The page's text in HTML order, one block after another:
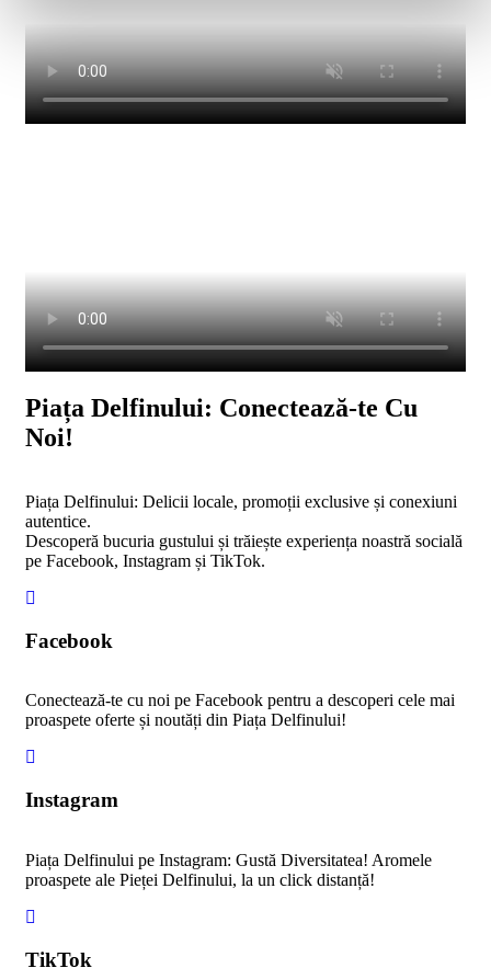
Piața Delfinului: Conectează-te Cu
Noi!
Piața Delfinului: Delicii locale, promoții exclusive și conexiuni
autentice.
Descoperă bucuria gustului și trăiește experiența noastră socială
pe Facebook, Instagram și TikTok.
facebook
Facebook
Conectează-te cu noi pe Facebook pentru a descoperi cele mai
proaspete oferte și noutăți din Piața Delfinului!
instagram-
square
Instagram
Piața Delfinului pe Instagram: Gustă Diversitatea! Aromele
proaspete ale Pieței Delfinului, la un click distanță!
tiktok
TikTok